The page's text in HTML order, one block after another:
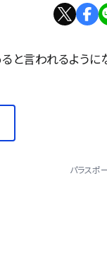
と言われるように
パラスポ